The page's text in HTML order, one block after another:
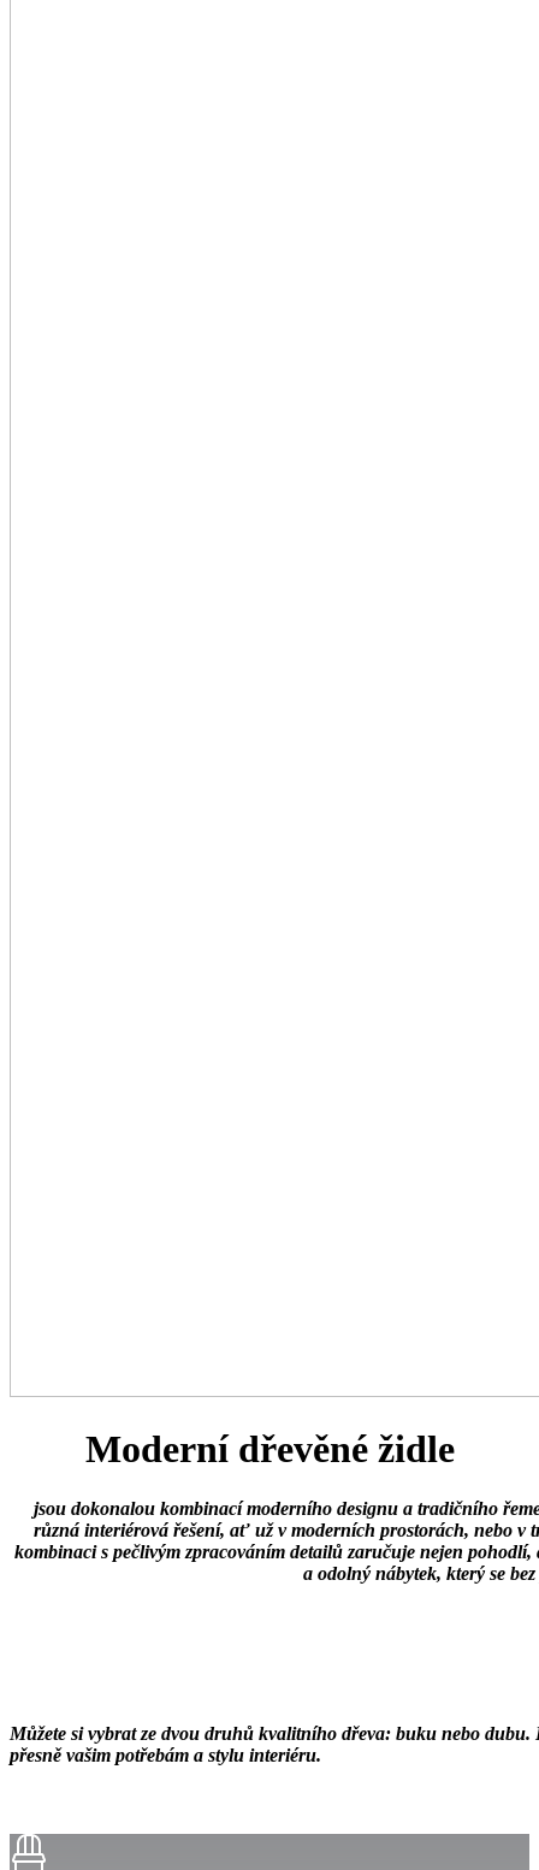
Moderní dřevěné židle
jsou dokonalou kombinací moderního designu a tradičního
různá interiérová řešení, ať už v moderních prostorách, nebo v
kombinaci s pečlivým zpracováním detailů zaručuje nejen
a odolný nábytek, který se
Můžete si vybrat ze dvou druhů kvalitního dřeva: buku nebo
přesně vašim potřebám a stylu interiéru.